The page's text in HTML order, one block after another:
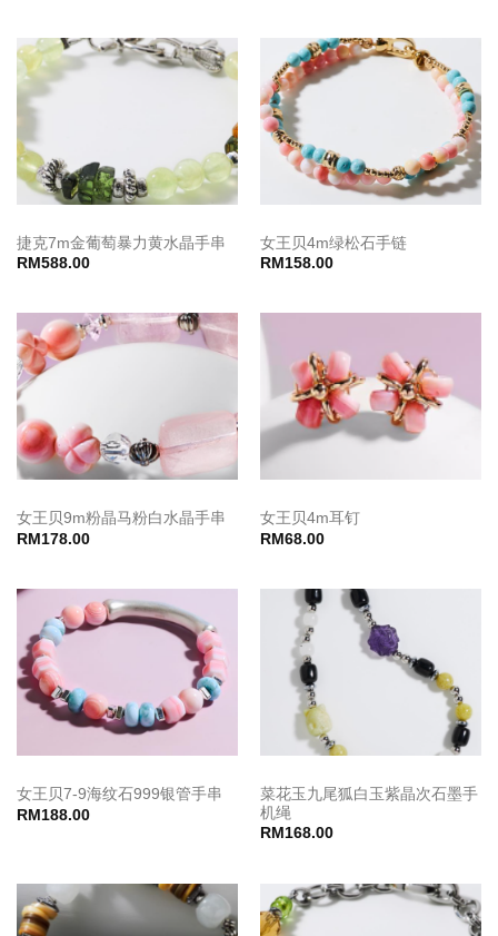
捷克7m金葡萄暴力黄水晶手串
RM 588.00
女王贝4m绿松石手链
RM 158.00
女王贝9m粉晶马粉白水晶手串
RM178.00
女王贝4m耳钉
RM68.00
女王贝7-9海纹石999银管手串
RM188.00
菜花玉九尾狐白玉紫晶次石墨手
机绳
RM 168.00